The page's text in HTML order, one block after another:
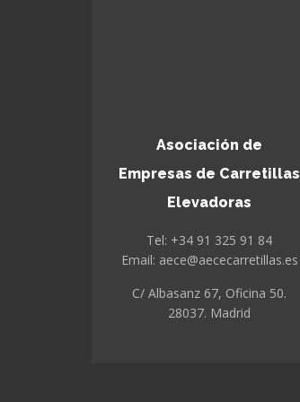
Asociación de
Empresas de Carretillas
Elevadoras
Tel: +34 91 325 91 84
Email: aece@aececarretillas.es
C/ Albasanz 67, Oficina 50.
28037. Madrid